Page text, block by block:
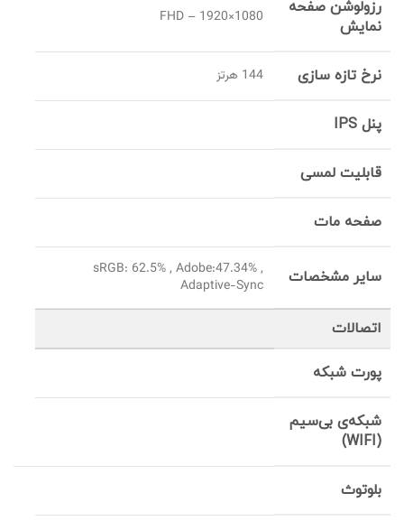
رزولوشن صفحه
نمایش
FHD – 1920×1080
نرخ تازه سازی 144 هرتز
پنل IPS
قابلیت لمسی
صفحه مات
سایر مشخصات
sRGB: 62.5% , Adobe:47.34% ,
Adaptive-Sync
اتصالات
پورت شبکه
شبکه‌ی بی‌سیم
(WIFI)
بلوتوث